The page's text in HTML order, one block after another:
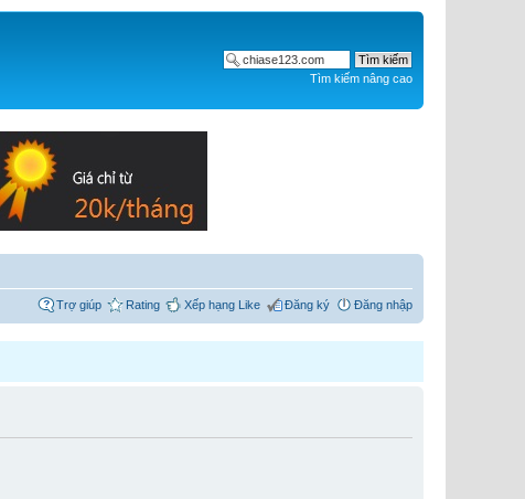
Tìm kiếm nâng cao
Trợ giúp Rating Xếp hạng Like Đăng ký Đăng nhập